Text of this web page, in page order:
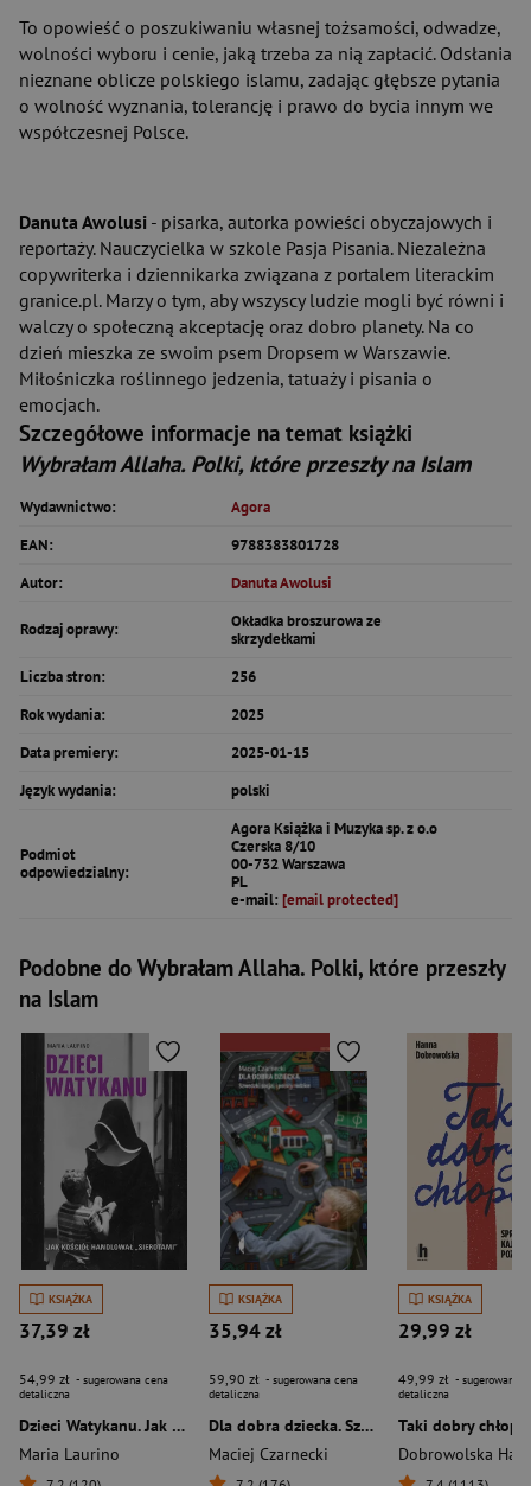
To opowieść o poszukiwaniu własnej tożsamości, odwadze,
wolności wyboru i cenie, jaką trzeba za nią zapłacić. Odsłania
nieznane oblicze polskiego islamu, zadając głębsze pytania
o wolność wyznania, tolerancję i prawo do bycia innym we
współczesnej Polsce.
Danuta Awolusi - pisarka, autorka powieści obyczajowych i
reportaży. Nauczycielka w szkole Pasja Pisania. Niezależna
copywriterka i dziennikarka związana z portalem literackim
granice.pl. Marzy o tym, aby wszyscy ludzie mogli być równi i
walczy o społeczną akceptację oraz dobro planety. Na co
dzień mieszka ze swoim psem Dropsem w Warszawie.
Miłośniczka roślinnego jedzenia, tatuaży i pisania o
emocjach.
Szczegółowe informacje na temat książki
Wybrałam Allaha. Polki, które przeszły na Islam
Wydawnictwo:
Agora
EAN:
9788383801728
Autor:
Danuta Awolusi
Rodzaj oprawy:
Okładka broszurowa ze
skrzydełkami
Liczba stron:
256
Rok wydania:
2025
Data premiery:
2025-01-15
Język wydania:
polski
Podmiot
odpowiedzialny:
Agora Książka i Muzyka sp. z o.o
Czerska 8/10
00-732 Warszawa
PL
e-mail: [email protected]
Podobne do Wybrałam Allaha. Polki, które przeszły
na Islam
KSIĄŻKA
37,39 zł
54,99 zł - sugerowana cena
detaliczna
Dzieci Watykanu. Jak Kościół handlował „sierotami”
Maria Laurino
KSIĄŻKA
35,94 zł
59,90 zł - sugerowana cena
detaliczna
Dla dobra dziecka. Szwedzki socjal i polscy rodzice
Maciej Czarnecki
KSIĄŻKA
29,99 zł
49,99 zł - sugerowana
detaliczna
Dobrowolska